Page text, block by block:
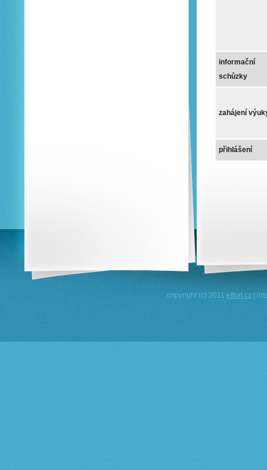
informační
schůzky
zahájení
přihlášení
copyright (c) 2011 effort.cz |